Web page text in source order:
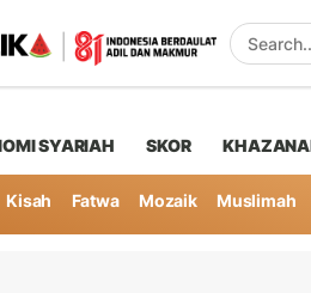
SYARIAH SKOR
Kisah Fatwa Mozaik Muslimah